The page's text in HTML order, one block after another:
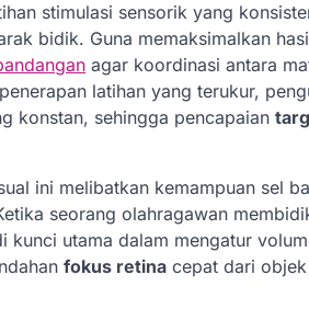
stimulasi sensorik yang
bidik. Guna memaksimalkan
agar koordinasi antara
latihan yang terukur,
konstan, sehingga pencapaian
ini melibatkan kemampuan sel
seorang olahragawan
utama dalam mengatur
fokus retina cepat dari